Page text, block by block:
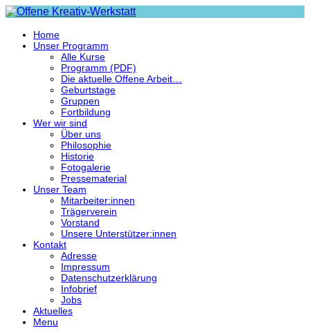
Home
Unser Programm
Alle Kurse
Programm (PDF)
Die aktuelle Offene Arbeit…
Geburtstage
Gruppen
Fortbildung
Wer wir sind
Über uns
Philosophie
Historie
Fotogalerie
Pressematerial
Unser Team
Mitarbeiter:innen
Trägerverein
Vorstand
Unsere Unterstützer:innen
Kontakt
Adresse
Impressum
Datenschutzerklärung
Infobrief
Jobs
Aktuelles
Menu